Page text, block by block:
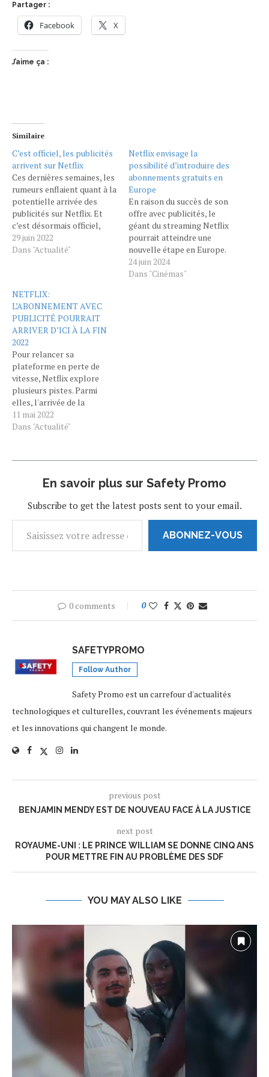
Partager :
Facebook X
J’aime ça :
Similaire
C’est officiel, les publicités
arrivent sur Netflix
Ces dernières semaines, les
rumeurs enflaient quant à la
potentielle arrivée des
publicités sur Netflix. Et
c’est désormais officiel,
puisque l’information a été
confirmée par Ted
moins cher Après une
bonne dizaine d’années de
monopole dans son
marché, la plateforme…
29 juin 2022
Dans "Actualité"
Netflix envisage la
possibilité d’introduire des
abonnements gratuits en
Europe
En raison du succès de son
offre avec publicités, le
géant du streaming Netflix
pourrait atteindre une
nouvelle étape en Europe.
Bien que l'annonce ait
suscité des critiques,
24 juin 2024
Dans "Cinémas"
NETFLIX:
L’ABONNEMENT AVEC
PUBLICITÉ POURRAIT
ARRIVER D’ICI À LA FIN
2022
Pour relancer sa
plateforme en perte de
vitesse, Netflix explore
plusieurs pistes. Parmi
elles, l'arrivée de la
publicité, qui devrait se
mettre en place d'ici à la fin
économique, le service de
cherche des solutions pour
11 mai 2022
Dans "Actualité"
En savoir plus sur Safety Promo
Subscribe to get the latest posts sent to your email.
ABONNEZ-VOUS
0 comments 0
SAFETYPROMO
Follow Author
Safety Promo est un carrefour d'actualités
technologiques et culturelles, couvrant les événements majeurs
et les innovations qui changent le monde.
previous post
BENJAMIN MENDY EST DE NOUVEAU FACE À LA JUSTICE
next post
ROYAUME-UNI : LE PRINCE WILLIAM SE DONNE CINQ ANS
POUR METTRE FIN AU PROBLÈME DES SDF
YOU MAY ALSO LIKE